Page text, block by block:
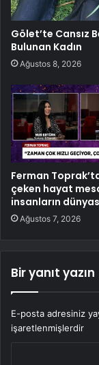
Gölet’te Cansız
Bulunan Kadın
Ağustos 8, 2026
Ferman
çeken hayat
insanların
Ağustos 7, 2026
Bir yanıt yazın
E-posta adresiniz
işaretlenmişlerdir